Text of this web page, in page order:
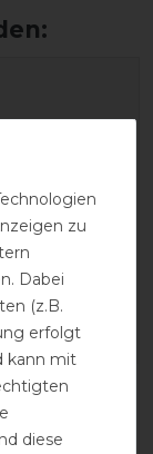
zu
Dabei
(z.B.
erfolgt
kann mit
diese